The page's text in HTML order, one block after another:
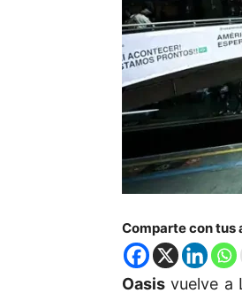
Comparte con tus
Oasis vuelve a